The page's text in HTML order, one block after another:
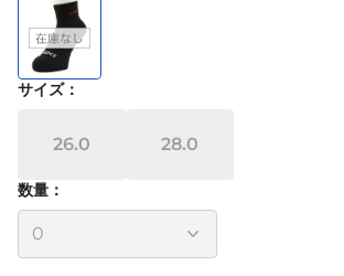
サイズ：
26.0 28.0
数量：